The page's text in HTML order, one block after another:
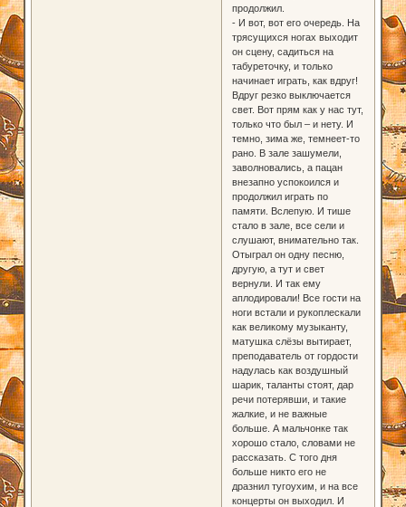
продолжил.
- И вот, вот его очередь. На
трясущихся ногах выходит
он сцену, садиться на
табуреточку, и только
начинает играть, как вдруг!
Вдруг резко выключается
свет. Вот прям как у нас тут,
только что был – и нету. И
темно, зима же, темнеет-то
рано. В зале зашумели,
заволновались, а пацан
внезапно успокоился и
продолжил играть по
памяти. Вслепую. И тише
стало в зале, все сели и
слушают, внимательно так.
Отыграл он одну песню,
другую, а тут и свет
вернули. И так ему
аплодировали! Все гости на
ноги встали и рукоплескали
как великому музыканту,
матушка слёзы вытирает,
преподаватель от гордости
надулась как воздушный
шарик, таланты стоят, дар
речи потерявши, и такие
жалкие, и не важные
больше. А мальчонке так
хорошо стало, словами не
рассказать. С того дня
больше никто его не
дразнил тугоухим, и на все
концерты он выходил. И